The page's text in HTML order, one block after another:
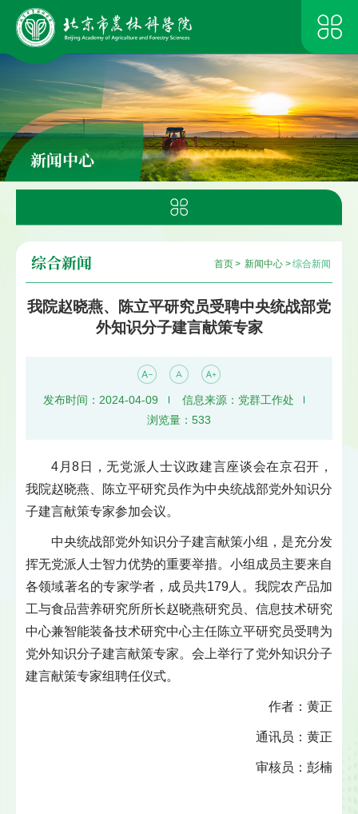
新闻中心
首页> 新闻中心 >综合新闻
综合新闻
我院赵晓燕、陈立平研究员受聘中央统战部党
外知识分子建言献策专家
发布时间：2024-04-09
信息来源：党群工作处
浏览量： 533
4月8日，无党派人士议政建言座谈会在京召开，
我院赵晓燕、陈立平研究员作为中央统战部党外知识分
子建言献策专家参加会议。
中央统战部党外知识分子建言献策小组，是充分发
挥无党派人士智力优势的重要举措。小组成员主要来自
各领域著名的专家学者，成员共179人。我院农产品加
工与食品营养研究所所长赵晓燕研究员、信息技术研究
中心兼智能装备技术研究中心主任陈立平研究员受聘为
党外知识分子建言献策专家。会上举行了党外知识分子
建言献策专家组聘任仪式。
作者：黄正
通讯员：黄正
审核员：彭楠